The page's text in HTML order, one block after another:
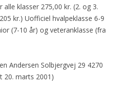
klasser 275,00 kr. (2. og 3.
kr.) Uofficiel hvalpeklasse 6-9
(7-10 år) og veteranklasse (fra
Andersen Solbjergvej 29 4270
20. marts 2001)